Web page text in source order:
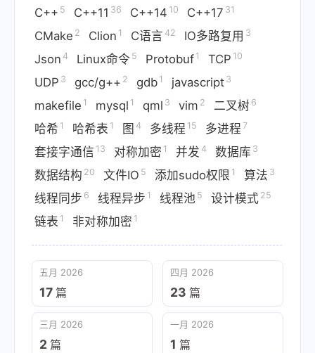
C++ 5 C++11 36 C++14 10 C++17 31
CMake 2 Clion 1 C语言 42 IO多路复用 3
Json 4 Linux命令 5 Protobuf 1 TCP 10
UDP 3 gcc/g++ 2 gdb 1 javascript 3
makefile 1 mysql 1 qml 3 vim 2 二叉树 6
哈希 1 哈希表 1 图 4 多线程 15 多进程 7
套接字通信 13 对称加密 1 并发 4 数据库 3
数据结构 20 文件IO 5 添加sudo权限 1 算法 3
线程同步 6 线程异步 1 线程池 5 设计模式 25
链表 1 非对称加密 1
五月 2026
17 篇
四月 2026
23 篇
三月 2026
2 篇
一月 2026
1 篇